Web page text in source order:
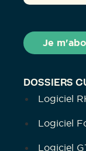
DOSSIERS
Logiciel
Logiciel
Logiciel